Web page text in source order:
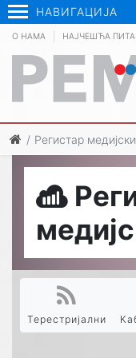
НАВИГАЦИЈА
О НАМА НАЈЧЕШЋА
Регистар
Терестријални